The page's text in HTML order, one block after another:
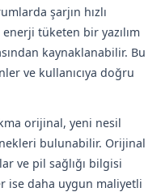
şarjın hızlı
tüketen bir yazılım
kaynaklanabilir. Bu
ve kullanıcıya doğru
orijinal, yeni nesil
bulunabilir. Orijinal
ve pil sağlığı bilgisi
ise daha uygun maliyetli